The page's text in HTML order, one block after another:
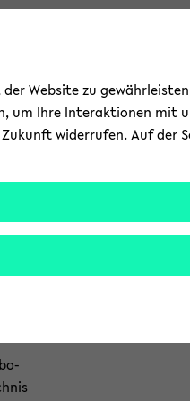
Website zu
um Ihre Interaktionen mit
widerrufen. Auf der